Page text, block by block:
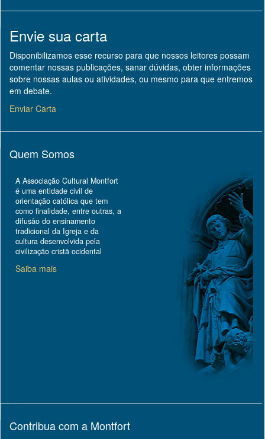
Envie sua carta
Disponibilizamos esse recurso para que nossos leitores possam
comentar nossas publicações, sanar dúvidas, obter informações
sobre nossas aulas ou atividades, ou mesmo para que entremos
em debate.
Enviar Carta
Quem Somos
A Associação Cultural Montfort
é uma entidade civil de
orientação católica que tem
como finalidade, entre outras, a
difusão do ensinamento
tradicional da Igreja e da
cultura desenvolvida pela
civilização cristã ocidental
Saiba mais
Contribua com a Montfort